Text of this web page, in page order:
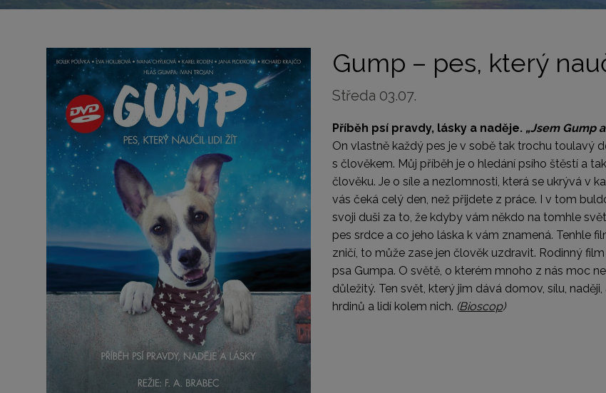
Gump – pes, který
Středa 03.07.
Příběh psí pravdy, lásky a naděje. „Jsem Gump
On vlastně každý pes je v sobě tak trochu toulavý
s člověkem. Můj příběh je o hledání psího štěstí a
člověku. Je o síle a nezlomnosti, která se ukrývá v
vás čeká celý den, než přijdete z práce. I v tom
svoji duši za to, že kdyby vám někdo na tomhle
pes srdce a co jeho láska k vám znamená. Tenhle
zničí, to může zase jen člověk uzdravit. Rodinný film
psa Gumpa. O světě, o kterém mnoho z nás moc
důležitý. Ten svět, který jim dává domov, sílu,
hrdinů a lidí kolem nich. (Bioscop)